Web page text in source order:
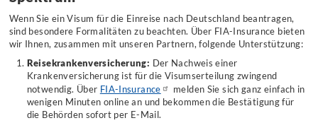
Wenn Sie ein Visum für die Einreise nach Deutschland beantragen,
sind besondere Formalitäten zu beachten. Über FIA-Insurance bieten
wir Ihnen, zusammen mit unseren Partnern, folgende Unterstützung:
Reisekrankenversicherung: Der Nachweis einer
Krankenversicherung ist für die Visumserteilung zwingend
notwendig. Über FIA-Insurance
melden Sie sich ganz einfach in
wenigen Minuten online an und bekommen die Bestätigung für
die Behörden sofort per E-Mail.